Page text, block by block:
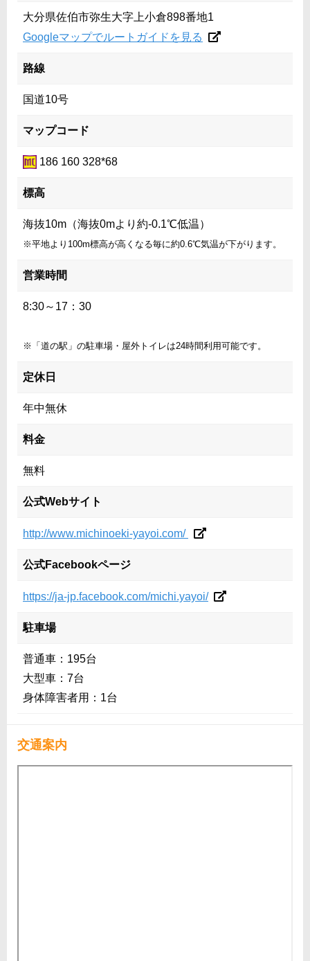
大分県佐伯市弥生大字上小倉898番地1
Googleマップでルートガイドを見る
路線
国道10号
マップコード
186 160 328*68
標高
海抜10m（海抜0mより約-0.1℃低温）
※平地より100m標高が高くなる毎に約0.6℃気温が下がります。
営業時間
8:30～17：30
※「道の駅」の駐車場・屋外トイレは24時間利用可能です。
定休日
年中無休
料金
無料
公式Webサイト
http://www.michinoeki-yayoi.com/
公式Facebookページ
https://ja-jp.facebook.com/michi.yayoi/
駐車場
普通車：195台
大型車：7台
身体障害者用：1台
交通案内